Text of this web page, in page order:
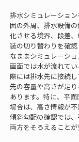
排水シミュレーショ
囲の外周、排水設備
化させる境界、段差
装の切り替わりを確
なままシミュレーシ
画面では水が流れて
際には排水先に接続
先の容量や高さが足
あります。特に、平
場合は、高さ情報が不
傾斜勾配の確認では
両方をそろえることが